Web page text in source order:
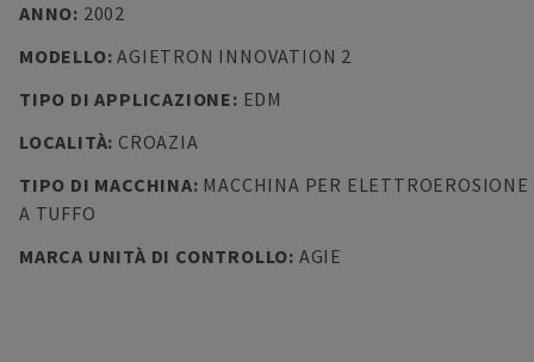
ANNO: 2002
MODELLO:AGIETRON INNOVATION 2
TIPO DI APPLICAZIONE: EDM
LOCALITÀ: CROAZIA
TIPO DI MACCHINA: MACCHINA PER ELETTROEROSIONE
A TUFFO
MARCA UNITÀ DI CONTROLLO: AGIE